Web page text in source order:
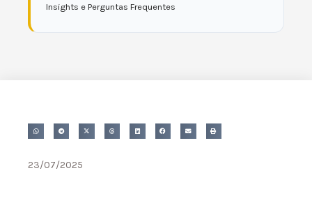
Insights e Perguntas Frequentes
23/07/2025